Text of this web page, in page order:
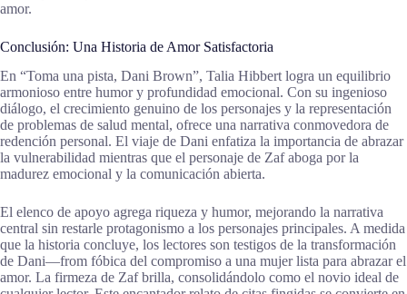
amor.
Conclusión: Una Historia de Amor Satisfactoria
En “Toma una pista, Dani Brown”, Talia Hibbert logra un equilibrio
armonioso entre humor y profundidad emocional. Con su ingenioso
diálogo, el crecimiento genuino de los personajes y la representación
de problemas de salud mental, ofrece una narrativa conmovedora de
redención personal. El viaje de Dani enfatiza la importancia de abrazar
la vulnerabilidad mientras que el personaje de Zaf aboga por la
madurez emocional y la comunicación abierta.
El elenco de apoyo agrega riqueza y humor, mejorando la narrativa
central sin restarle protagonismo a los personajes principales. A medida
que la historia concluye, los lectores son testigos de la transformación
de Dani—from fóbica del compromiso a una mujer lista para abrazar el
amor. La firmeza de Zaf brilla, consolidándolo como el novio ideal de